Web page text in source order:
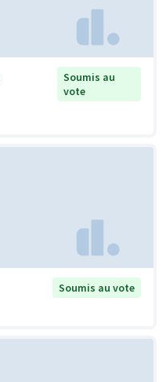
Soumis au
vote
Soumis au vote